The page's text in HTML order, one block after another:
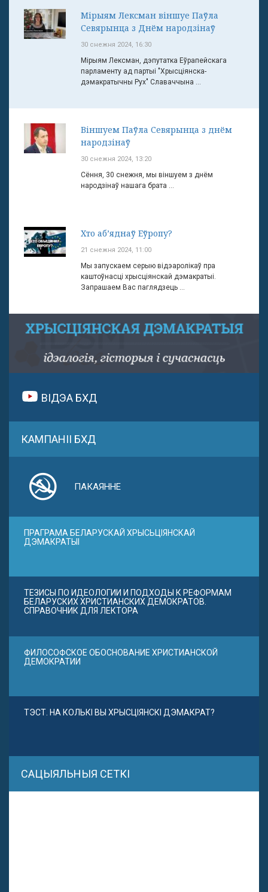
Мірыям Лексман віншуе Паўла
Севярынца з Днём народзінаў
30 снежня 2024, 16:30
Мірыям Лексман, дэпутатка Еўрапейскага
парламенту ад партыі "Хрысціянска-
дэмакратычны Рух" Славаччына ...
Віншуем Паўла Севярынца з днём
народзінаў
30 снежня 2024, 13:20
Сёння, 30 снежня, мы віншуем з днём
народзінаў нашага брата ...
Хто аб’яднаў Еўропу?
21 снежня 2024, 11:00
Мы запускаем серыю відэаролікаў пра
каштоўнасці хрысціянскай дэмакратыі.
Запрашаем Вас паглядзець ...
ВІДЭА БХД
КАМПАНІІ БХД
ПАКАЯННЕ
ПРАГРАМА БЕЛАРУСКАЙ ХРЫСЬЦІЯНСКАЙ
ДЭМАКРАТЫІ
ТЕЗИСЫ ПО ИДЕОЛОГИИ И ПОДХОДЫ К РЕФОРМАМ
БЕЛАРУСКИХ ХРИСТИАНСКИХ ДЕМОКРАТОВ.
СПРАВОЧНИК ДЛЯ ЛЕКТОРА
ФИЛОСОФСКОЕ ОБОСНОВАНИЕ ХРИСТИАНСКОЙ
ДЕМОКРАТИИ
ТЭСТ. НА КОЛЬКІ ВЫ ХРЫСЦІЯНСКІ ДЭМАКРАТ?
САЦЫЯЛЬНЫЯ СЕТКІ